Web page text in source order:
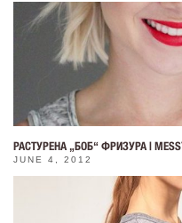
РАСТУРЕНА „БОБ“ ФРИЗУРА |
JUNE 4, 2012